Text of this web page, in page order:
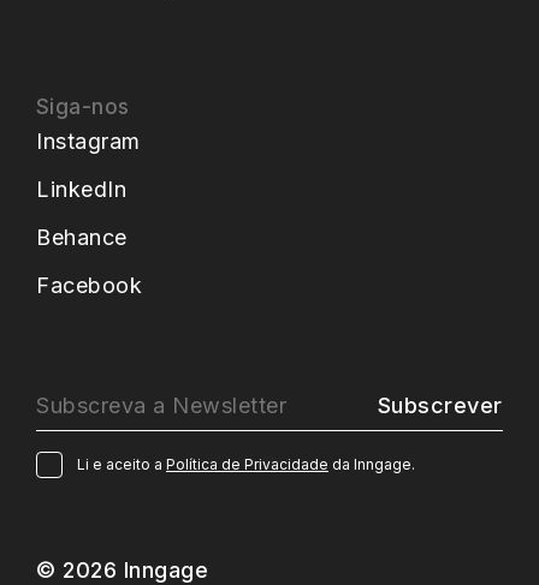
Siga-nos
Instagram
LinkedIn
Behance
Facebook
Subscrever
Li e aceito a Política de Privacidade da Inngage.
© 2026 Inngage